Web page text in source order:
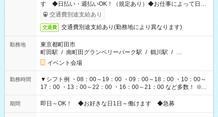
す ◆日払い・週払いOK！（規定あり）◆お仕事によって日給
も異なります
交通費別途支給あり
交通費 交通費別途支給あり(勤務地により異なります)
勤務地
東京都町田市
町田駅 / 南町田グランベリーパーク駅 / 鶴川駅 / …
イベント会場
勤務時間
▼シフト例 ・08：00～19：00 ・09：00～18：00 ・10：00～
17：00 ・13：00～22：00 ・16：00～21：00 など多数！ ※お
仕事により勤務時間が異なります
期間 即日～OK！ ◆お好きな日1日～働けます ◆急募